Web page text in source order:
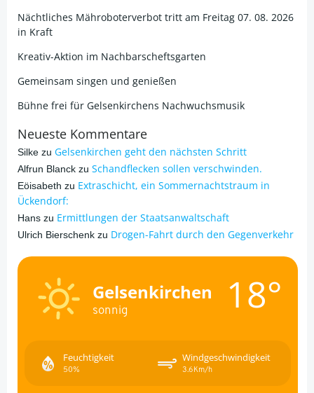
Nächtliches Mähroboterverbot tritt am Freitag 07. 08. 2026
in Kraft
Kreativ-Aktion im Nachbarscheftsgarten
Gemeinsam singen und genießen
Bühne frei für Gelsenkirchens Nachwuchsmusik
Neueste Kommentare
Silke zu Gelsenkirchen geht den nächsten Schritt
Alfrun Blanck zu Schandflecken sollen verschwinden.
Eöisabeth zu Extraschicht, ein Sommernachtstraum in
Ückendorf:
Hans zu Ermittlungen der Staatsanwaltschaft
Ulrich Bierschenk zu Drogen-Fahrt durch den Gegenverkehr
Gelsenkirchen
sonnig 18°
Feuchtigkeit
50%
Windgeschwindigkeit
3.6Km/h